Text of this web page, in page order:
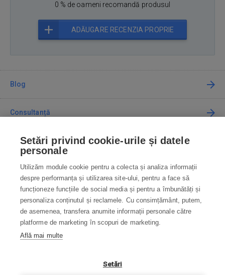
0 % de oameni recomandă produsul
ADĂUGARE RECENZIA PROPRIE
Blog
Consultanță
Cum cumpăr
Contact
Contactați-ne
info@robotworld.ro
031 22 97 010
Setări privind cookie-urile și datele
personale
Utilizăm module cookie pentru a colecta și analiza informații
despre performanța și utilizarea site-ului, pentru a face să
funcționeze funcțiile de social media și pentru a îmbunătăți și
personaliza conținutul și reclamele. Cu consimțământ, putem,
de asemenea, transfera anumite informații personale către
platforme de marketing în scopuri de marketing.
Află mai multe
Setări